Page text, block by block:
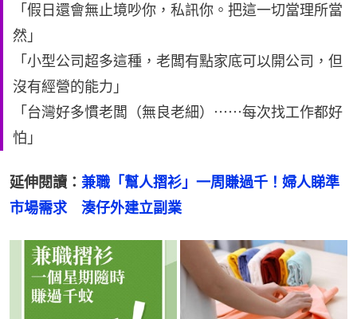
「假日還會無止境吵你，私訊你。把這一切當理所當
然」
「小型公司超多這種，老闆有點家底可以開公司，但
沒有經營的能力」
「台灣好多慣老闆（無良老細）⋯⋯每次找工作都好
怕」
延伸閱讀： 兼職「幫人摺衫」一周賺過千！婦人睇準
市場需求　湊仔外建立副業